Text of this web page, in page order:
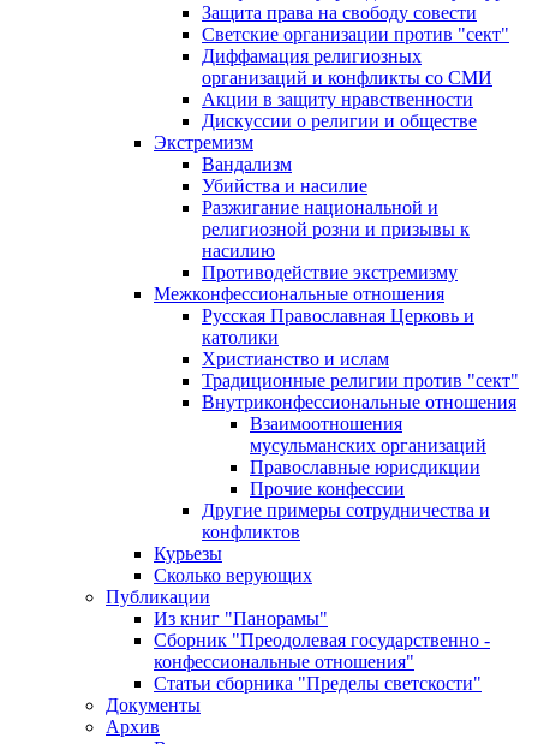
Защита права на свободу совести
Светские организации против "сект"
Диффамация религиозных
организаций и конфликты со СМИ
Акции в защиту нравственности
Дискуссии о религии и обществе
Экстремизм
Вандализм
Убийства и насилие
Разжигание национальной и
религиозной розни и призывы к
насилию
Противодействие экстремизму
Межконфессиональные отношения
Русская Православная Церковь и
католики
Христианство и ислам
Традиционные религии против "сект"
Внутриконфессиональные отношения
Взаимоотношения
мусульманских организаций
Православные юрисдикции
Прочие конфессии
Другие примеры сотрудничества и
конфликтов
Курьезы
Сколько верующих
Публикации
Из книг "Панорамы"
Сборник "Преодолевая государственно -
конфессиональные отношения"
Статьи сборника "Пределы светскости"
Документы
Архив